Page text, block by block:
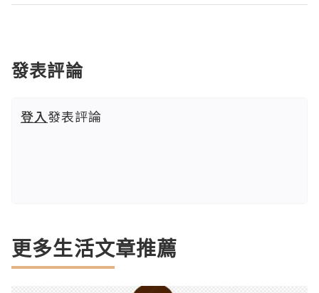
發表評論
登入發表評論
更多生活文章推薦